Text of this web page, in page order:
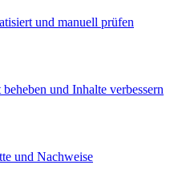
und manuell prüfen
und Inhalte verbessern
und Nachweise